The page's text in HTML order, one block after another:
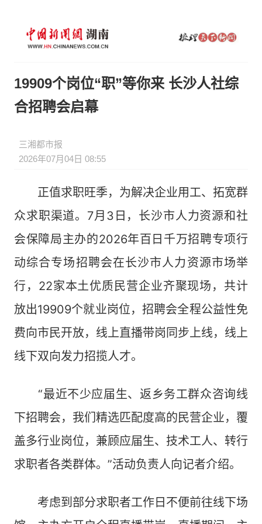
19909个岗位“职”等你来 长沙人社综
合招聘会启幕
三湘都市报
2026年07月04日 08:55
正值求职旺季，为解决企业用工、拓宽群
众求职渠道。7月3日，长沙市人力资源和社
会保障局主办的2026年百日千万招聘专项行
动综合专场招聘会在长沙市人力资源市场举
行，22家本土优质民营企业齐聚现场，共计
放出19909个就业岗位，招聘会全程公益性免
费向市民开放，线上直播带岗同步上线，线上
线下双向发力招揽人才。
“最近不少应届生、返乡务工群众咨询线
下招聘会，我们精选匹配度高的民营企业，覆
盖多行业岗位，兼顾应届生、技术工人、转行
求职者各类群体。”活动负责人向记者介绍。
考虑到部分求职者工作日不便前往线下场